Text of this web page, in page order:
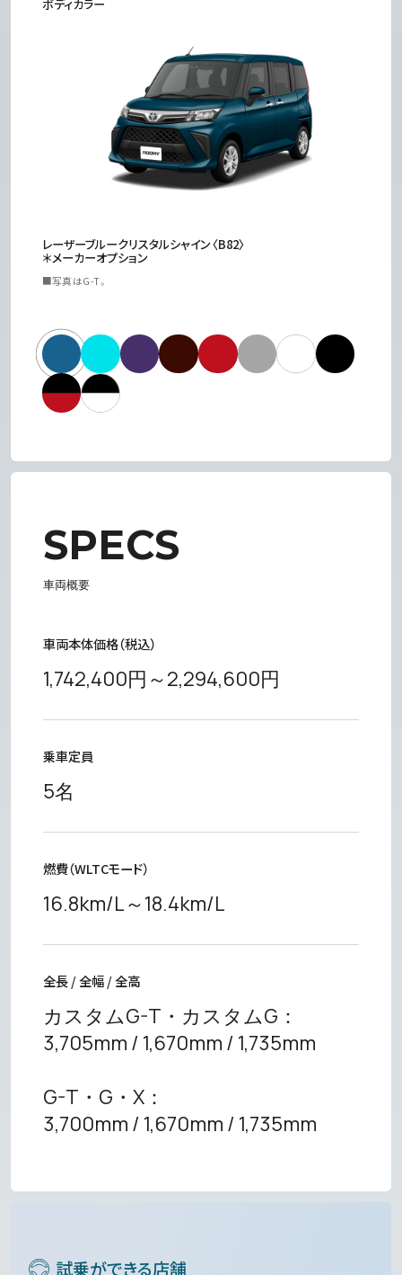
ボディカラー
レーザーブルークリスタルシャイン〈B82〉
＊メーカーオプション
■写真はG-T。
ターコイズブルーマイカメタリック〈B86〉
クールバイオレットクリスタルシャイン
〈P19〉＊メーカーオプション
プラムブラウンクリスタルマイカ〈R59〉＊メ
ーカーオプション
ファイアークォーツレッドメタリック〈R67〉
ブライトシルバーメタリック〈S28〉
パールホワイトⅢ〈W24〉＊メーカーオプシ
ョン
ブラックマイカメタリック〈X07〉
ブラックマイカメタリック〈X07〉×ファイア
ークォーツレッドメタリック〈R67〉［X96］＊
ブラックマイカメタリック〈X07〉×パールホ
ワイトⅢ〈W24〉［X99］＊メーカーオプショ
SPECS
車両概要
車両本体価格（税込）
1,742,400円～2,294,600円
乗車定員
5名
燃費（WLTCモード）
16.8km/L～18.4km/L
全長 / 全幅 / 全高
カスタムG-T・カスタムG：
3,705mm / 1,670mm / 1,735mm
G-T・G・X：
3,700mm / 1,670mm / 1,735mm
試乗ができる店舗